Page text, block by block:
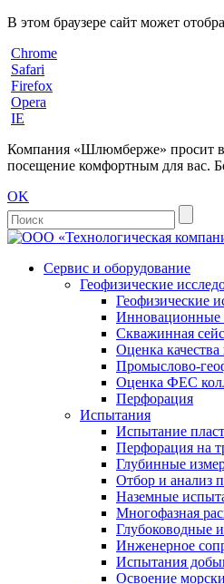
В этом браузере сайт может
Chrome
Safari
Firefox
Opera
IE
Компания «Шлюмберже» просит
посещение комфортным для вас.
OK
Сервис и оборудование
Геофизические
Геофизические
Инновационные
Скважинная
Оценка
Промыслово-
Оценка ФЕС
Перфорация
Испытания
Испытание
Перфорация на
Глубинные
Отбор и анализ
Наземные
Многофазная
Глубоководные
Инженерное
Испытания
Освоение